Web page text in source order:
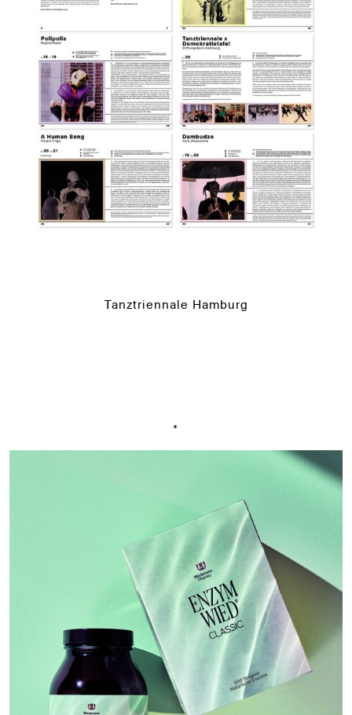
Tanztriennale Hamburg
*